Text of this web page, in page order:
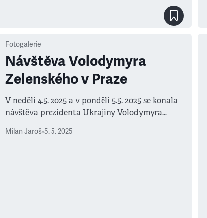
Fotogalerie
Návštěva Volodymyra
Zelenského v Praze
V neděli 4.5. 2025 a v pondělí 5.5. 2025 se konala
návštěva prezidenta Ukrajiny Volodymyra
Milan Jaroš•5. 5. 2025